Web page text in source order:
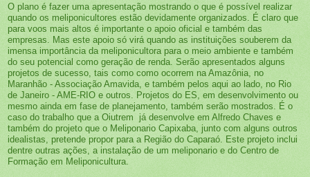
O plano é fazer uma apresentação mostrando o que é possível realizar
quando os meliponicultores estão devidamente organizados. É claro que
para voos mais altos é importante o apoio oficial e também das
empresas. Mas este apoio só virá quando as instituições souberem da
imensa importância da meliponicultora para o meio ambiente e também
do seu potencial como geração de renda. Serão apresentados alguns
projetos de sucesso, tais como como ocorrem na Amazônia, no
Maranhão - Associação Amavida, e também pelos aqui ao lado, no Rio
de Janeiro - AME-RIO e outros. Projetos do ES, em desenvolvimento ou
mesmo ainda em fase de planejamento, também serão mostrados. É o
caso do trabalho que a Oiutrem já desenvolve em Alfredo Chaves e
também do projeto que o Meliponario Capixaba, junto com alguns outros
idealistas, pretende propor para a Região do Caparaó. Este projeto inclui
dentre outras ações, a instalação de um meliponario e do Centro de
Formação em Meliponicultura.